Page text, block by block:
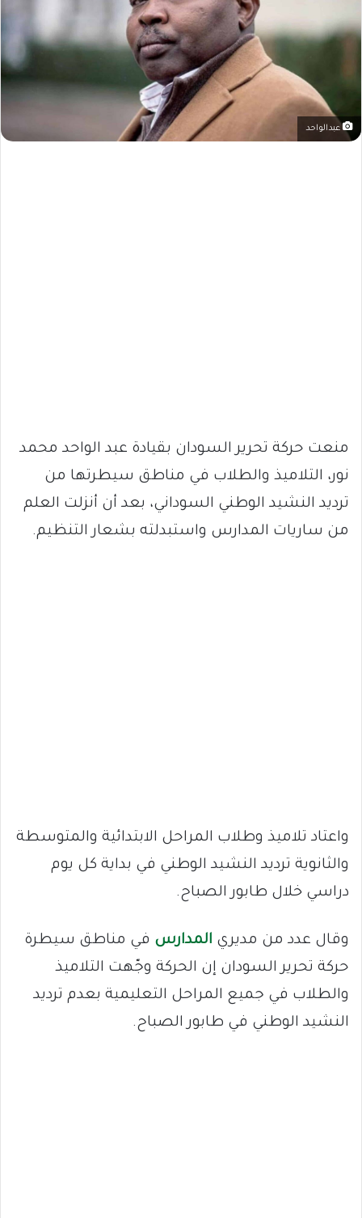
عبدالواحد
منعت حركة تحرير السودان بقيادة عبد الواحد محمد
نور، التلاميذ والطلاب في مناطق سيطرتها من
ترديد النشيد الوطني السوداني، بعد أن أنزلت العلم
من ساريات المدارس واستبدلته بشعار التنظيم.
واعتاد تلاميذ وطلاب المراحل الابتدائية والمتوسطة
والثانوية ترديد النشيد الوطني في بداية كل يوم
دراسي خلال طابور الصباح.
وقال عدد من مديري المدارس في مناطق سيطرة
حركة تحرير السودان إن الحركة وجّهت التلاميذ
والطلاب في جميع المراحل التعليمية بعدم ترديد
النشيد الوطني في طابور الصباح.